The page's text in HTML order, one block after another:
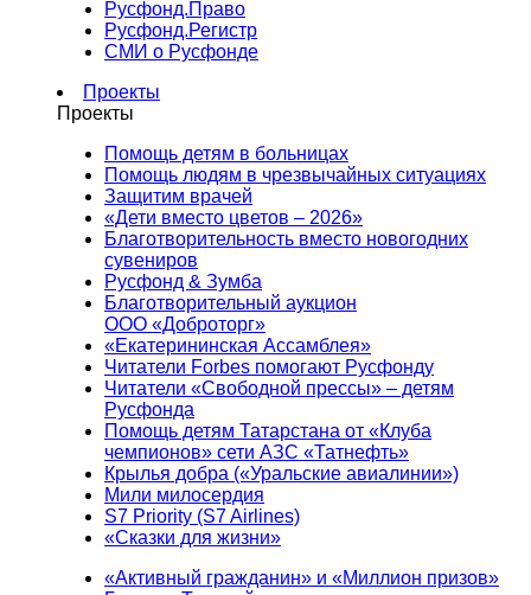
Русфонд.Право
Русфонд.Регистр
СМИ о Русфонде
Проекты
Проекты
Помощь детям в больницах
Помощь людям в чрезвычайных ситуациях
Защитим врачей
«Дети вместо цветов – 2026»
Благотворительность вместо новогодних
сувениров
Русфонд & Зумба
Благотворительный аукцион
ООО «Доброторг»
«Екатерининская Ассамблея»
Читатели Forbes помогают Русфонду
Читатели «Свободной прессы» – детям
Русфонда
Помощь детям Татарстана от «Клуба
чемпионов» сети АЗС «Татнефть»
Крылья добра («Уральские авиалинии»)
Мили милосердия
S7 Priority (S7 Airlines)
«Сказки для жизни»
«Активный гражданин» и «Миллион призов»